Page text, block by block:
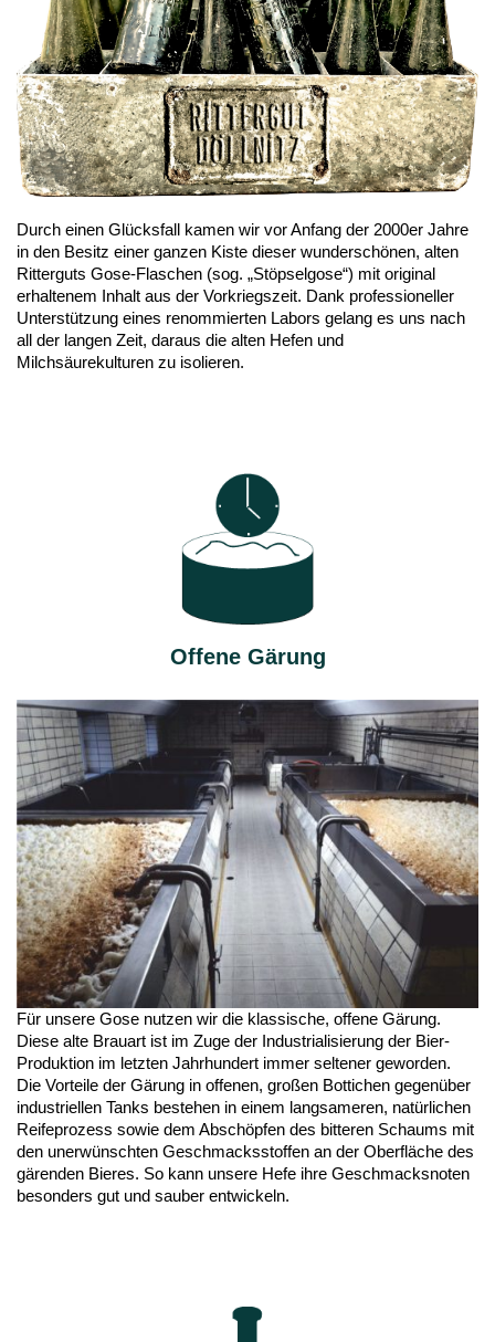
Durch einen Glücksfall kamen wir vor Anfang der 2000er Jahre
in den Besitz einer ganzen Kiste dieser wunderschönen, alten
Ritterguts Gose-Flaschen (sog. „Stöpselgose“) mit original
erhaltenem Inhalt aus der Vorkriegszeit. Dank professioneller
Unterstützung eines renommierten Labors gelang es uns nach
all der langen Zeit, daraus die alten Hefen und
Milchsäurekulturen zu isolieren.
Offene Gärung
Für unsere Gose nutzen wir die klassische, offene Gärung.
Diese alte Brauart ist im Zuge der Industrialisierung der Bier-
Produktion im letzten Jahrhundert immer seltener geworden.
Die Vorteile der Gärung in offenen, großen Bottichen gegenüber
industriellen Tanks bestehen in einem langsameren, natürlichen
Reifeprozess sowie dem Abschöpfen des bitteren Schaums mit
den unerwünschten Geschmacksstoffen an der Oberfläche des
gärenden Bieres. So kann unsere Hefe ihre Geschmacksnoten
besonders gut und sauber entwickeln.